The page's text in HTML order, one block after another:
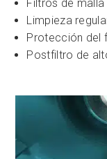
Filtros de
Limpieza
Protección del
Postfiltro de